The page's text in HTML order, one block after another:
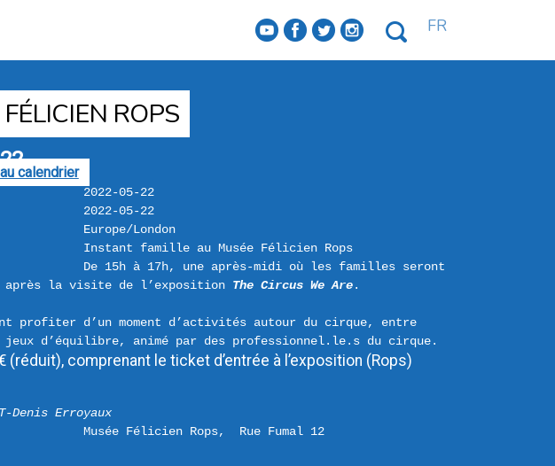
f a b e FR
ROPS
calendrier
2022-05-22
2022-05-22
Europe/London
Instant famille au Musée Félicien Rops
De 15h à 17h, une après-midi où les familles seront
après la visite de l’exposition The Circus We Are.
profiter d’un moment d’activités autour du cirque, entre
(réduit), comprenant le ticket d’entrée à l’exposition (Rops)
Denis Erroyaux
Musée Félicien Rops,  Rue Fumal 12